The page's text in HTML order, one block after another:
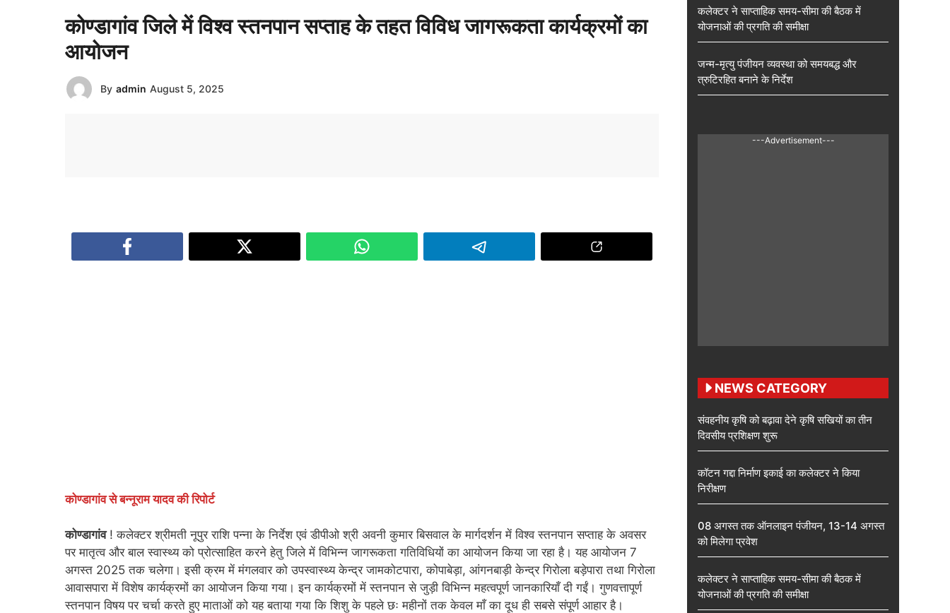
कोण्डागांव जिले में विश्व स्तनपान सप्ताह के तहत विविध जागरूकता कार्यक्रमों का
आयोजन
By admin August 5, 2025
कोण्डागांव से बन्नूराम यादव की रिपोर्ट
कोण्डागांव! कलेक्टर श्रीमती नूपुर राशि पन्ना के निर्देश एवं डीपीओ श्री अवनी कुमार बिसवाल के मार्गदर्शन में विश्व स्तनपान सप्ताह के अवसर
पर मातृत्व और बाल स्वास्थ्य को प्रोत्साहित करने हेतु जिले में विभिन्न जागरूकता गतिविधियों का आयोजन किया जा रहा है। यह आयोजन 7
अगस्त 2025 तक चलेगा। इसी क्रम में मंगलवार को उपस्वास्थ्य केन्द्र जामकोटपारा, कोपाबेड़ा, आंगनबाड़ी केन्द्र गिरोला बड़ेपारा तथा गिरोला
आवासपारा में विशेष कार्यक्रमों का आयोजन किया गया। इन कार्यक्रमों में स्तनपान से जुड़ी विभिन्न महत्वपूर्ण जानकारियाँ दी गईं। गुणवत्तापूर्ण
स्तनपान विषय पर चर्चा करते हुए माताओं को यह बताया गया कि शिशु के पहले छः महीनों तक केवल माँ का दूध ही सबसे संपूर्ण आहार है।
कलेक्टर ने साप्ताहिक समय-सीमा की बैठक में
योजनाओं की प्रगति की समीक्षा
जन्म-मृत्यु पंजीयन व्यवस्था को समयबद्ध और
त्रुटिरहित बनाने के निर्देश
---Advertisement---
NEWS CATEGORY
संवहनीय कृषि को बढ़ावा देने कृषि सखियों का तीन
दिवसीय प्रशिक्षण शुरू
कॉटन गद्दा निर्माण इकाई का कलेक्टर ने किया
निरीक्षण
08 अगस्त तक ऑनलाइन पंजीयन, 13-14 अगस्त
को मिलेगा प्रवेश
कलेक्टर ने साप्ताहिक समय-सीमा की बैठक में
योजनाओं की प्रगति की समीक्षा